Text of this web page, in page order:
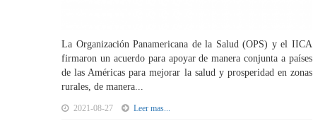
La Organización Panamericana de la Salud (OPS) y el IICA
firmaron un acuerdo para apoyar de manera conjunta a países
de las Américas para mejorar la salud y prosperidad en zonas
rurales, de manera...
2021-08-27 Leer mas...